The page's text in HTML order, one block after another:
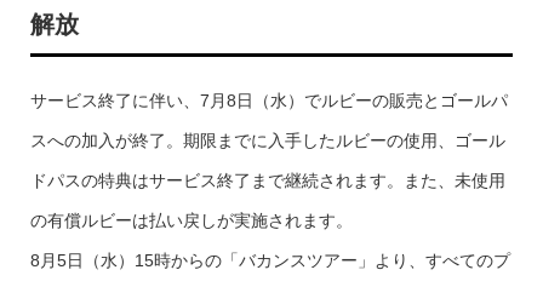
解放
サービス終了に伴い、7月8日（水）でルビーの販売とゴールパ
スへの加入が終了。期限までに入手したルビーの使用、ゴール
ドパスの特典はサービス終了まで継続されます。また、未使用
の有償ルビーは払い戻しが実施されます。
8月5日（水）15時からの「バカンスツアー」より、すべてのプ